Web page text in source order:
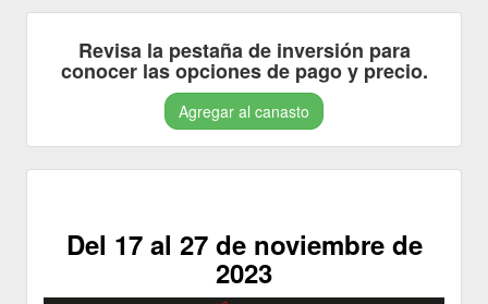
Revisa la pestaña de inversión para
conocer las opciones de pago y precio.
Agregar al canasto
Del 17 al 27 de noviembre de
2023